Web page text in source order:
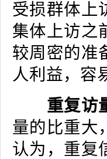
受损群体上
集体上访之
较周密的准
人利益，容
重复访
量的比重大
认为，重复